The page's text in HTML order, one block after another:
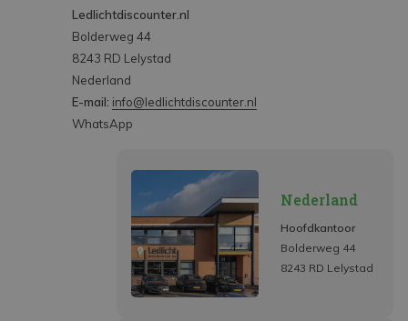
Ledlichtdiscounter.nl
Bolderweg 44
8243 RD Lelystad
Nederland
E-mail: info@ledlichtdiscounter.nl
WhatsApp
Nederland
Hoofdkantoor
Bolderweg 44
8243 RD Lelystad